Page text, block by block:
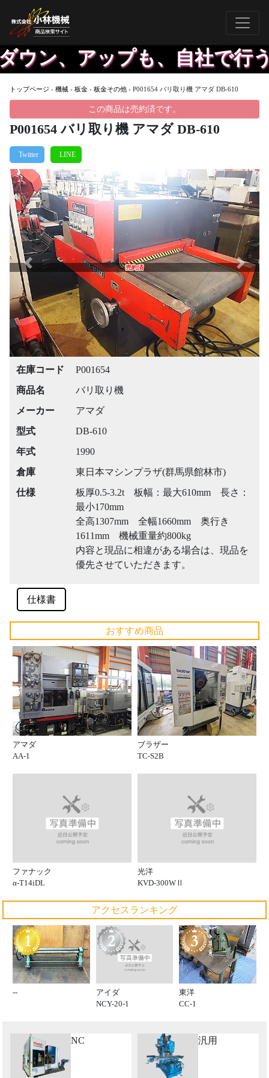
アップも、自社で行うた
トップページ › 機械 › 板金 › 板金その他 › P001654 バリ取り機 アマダ DB-610
この商品は売約済です。
P001654 バリ取り機 アマダ DB-610
売約済
Previous Next
在庫コード
P001654
商品名
バリ取り機
メーカー
アマダ
型式
DB-610
年式
1990
倉庫
東日本マシンプラザ(群馬県館林市)
仕様
板厚0.5-3.2t 板幅：最大610mm 長さ：
最小170mm
全高1307mm 全幅1660mm 奥行き
1611mm 機械重量約800kg
内容と現品に相違がある場合は、現品を
優先させていただきます。
仕様書
おすすめ商品
アマダ
AA-1
ブラザー
TC-S2B
ファナック
α-T14iDL
光洋
KVD-300WⅡ
アクセスランキング
--
アイダ
NCY-20-1
東洋
CC-1
NC 汎用